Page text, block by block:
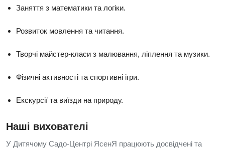
Заняття з математики та логіки.
Розвиток мовлення та читання.
Творчі майстер-класи з малювання, ліплення та музики.
Фізичні активності та спортивні ігри.
Екскурсії та виїзди на природу.
Наші вихователі
У Дитячому Садо-Центрі ЯсенЯ працюють досвідчені та